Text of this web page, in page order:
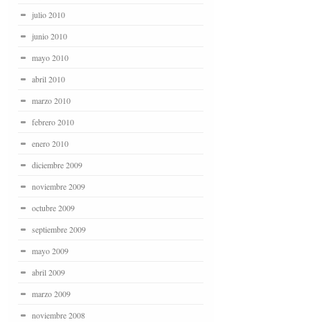
julio 2010
junio 2010
mayo 2010
abril 2010
marzo 2010
febrero 2010
enero 2010
diciembre 2009
noviembre 2009
octubre 2009
septiembre 2009
mayo 2009
abril 2009
marzo 2009
noviembre 2008